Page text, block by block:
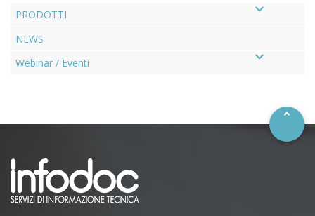
PRODOTTI
NEWS
Webinar / Eventi